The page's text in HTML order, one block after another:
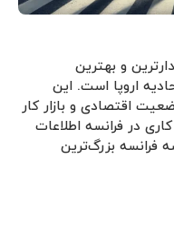
و بهترین
اروپا است. این
اقتصادی و بازار کار
در فرانسه اطلاعات
فرانسه بزرگ‌ترین